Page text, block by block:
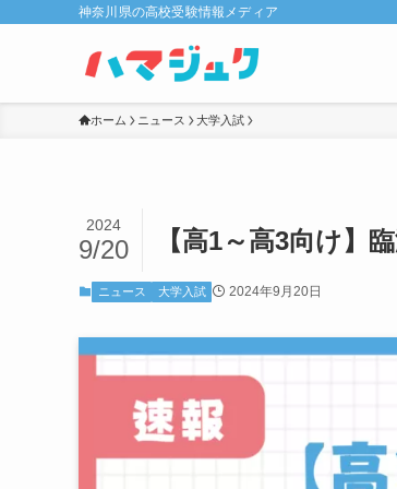
神奈川県の高校受験情報メディア
ホーム ニュース 大学入試
【高1～高3向け】
2024
9/20
ニュース 大学入試 2024年9月20日